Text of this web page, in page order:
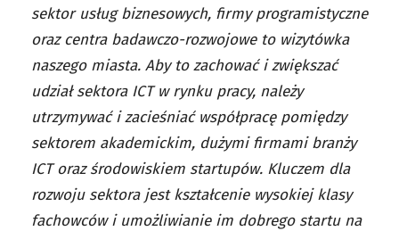
sektor usług biznesowych, firmy programistyczne
oraz centra badawczo-rozwojowe to wizytówka
naszego miasta. Aby to zachować i zwiększać
udział sektora ICT w rynku pracy, należy
utrzymywać i zacieśniać współpracę pomiędzy
sektorem akademickim, dużymi firmami branży
ICT oraz środowiskiem startupów. Kluczem dla
rozwoju sektora jest kształcenie wysokiej klasy
fachowców i umożliwianie im dobrego startu na